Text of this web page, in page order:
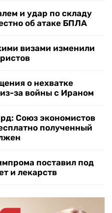
и удар по складу
об атаке БПЛА
визами изменили
о нехватке
за войны с Ираном
Союз экономистов
полученный
поставил под
и лекарств